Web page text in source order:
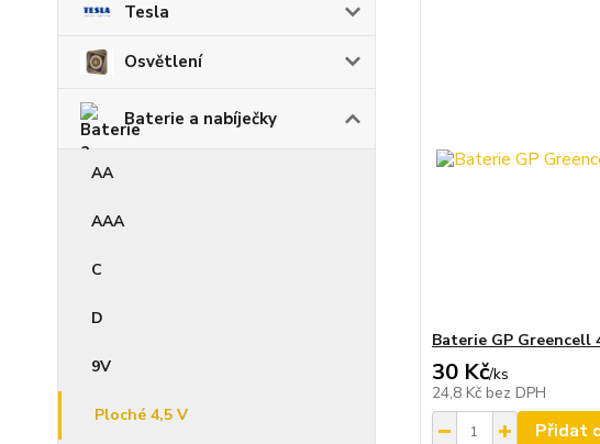
Tesla
Osvětlení
Baterie a nabíječky
AA
AAA
C
D
9V
Ploché 4,5 V
Baterie GP Greencell
30 Kč/ks
24,8 Kč bez DPH
Přidat